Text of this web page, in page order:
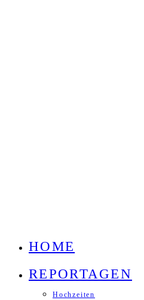
HOME
REPORTAGEN
Hochzeiten